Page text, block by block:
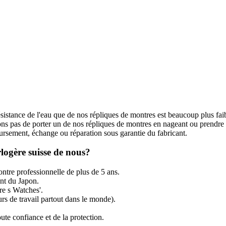
de l'eau que de nos répliques de montres est beaucoup plus
pas de porter un de nos répliques de montres en nageant ou
échange ou réparation sous garantie du fabricant.
suisse de nous?
professionnelle de plus de 5 ans.
du Japon.
s Watches'.
de travail partout dans le monde).
confiance et de la protection.